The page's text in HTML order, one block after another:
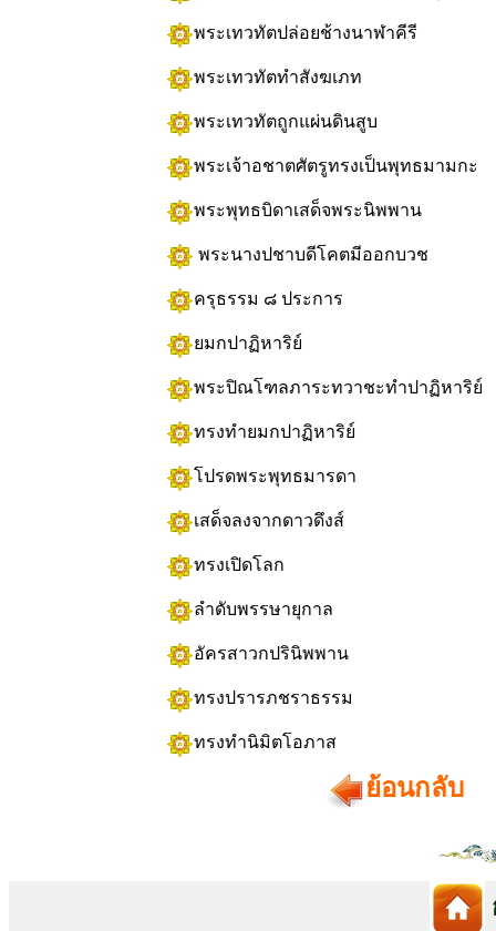
พระเทวทัตปล่อยช้างนาฬาคีรี
พระเทวทัตทำสังฆเภท
พระเทวทัตถูกแผ่นดินสูบ
พระเจ้าอชาตศัตรูทรงเป็นพุทธมามกะ
พระพุทธบิดาเสด็จพระนิพพาน
พระนางปชาบดีโคตมีออกบวช
ครุธรรม ๘ ประการ
ยมกปาฏิหาริย์
พระปิณโฑลภาระทวาชะทำปาฏิหาริย์
ทรงทำยมกปาฏิหาริย์
โปรดพระพุทธมารดา
เสด็จลงจากดาวดึงส์
ทรงเปิดโลก
ลำดับพรรษายุกาล
อัครสาวกปรินิพพาน
ทรงปรารภชราธรรม
ทรงทำนิมิตโอภาส
ย้อนกลับ